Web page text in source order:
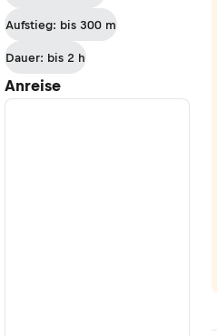
Aufstieg: bis 300 m
Dauer: bis 2 h
Anreise